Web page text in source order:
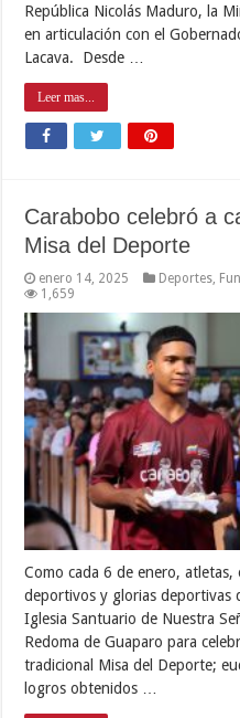
República Nicolás Maduro, la
en articulación con el
Lacava. Desde …
Leer mas...
Carabobo celebró a
Misa del Deporte
enero 14, 2025 Deportes,
1,659
Como cada 6 de enero,
deportivos y glorias deportivas
Iglesia Santuario de Nuestra
Redoma de Guaparo para
tradicional Misa del Deporte;
logros obtenidos …